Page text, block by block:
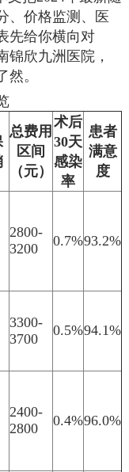
、价格监测、医
先给你横向对
欣九洲医院，
。
总费用
区间
（元）
术后
30天
感染
率
患者
满意
度
2800-
3200
0.7%93.2%
3300-
3700
0.5%94.1%
2400-
2800
0.4%96.0%